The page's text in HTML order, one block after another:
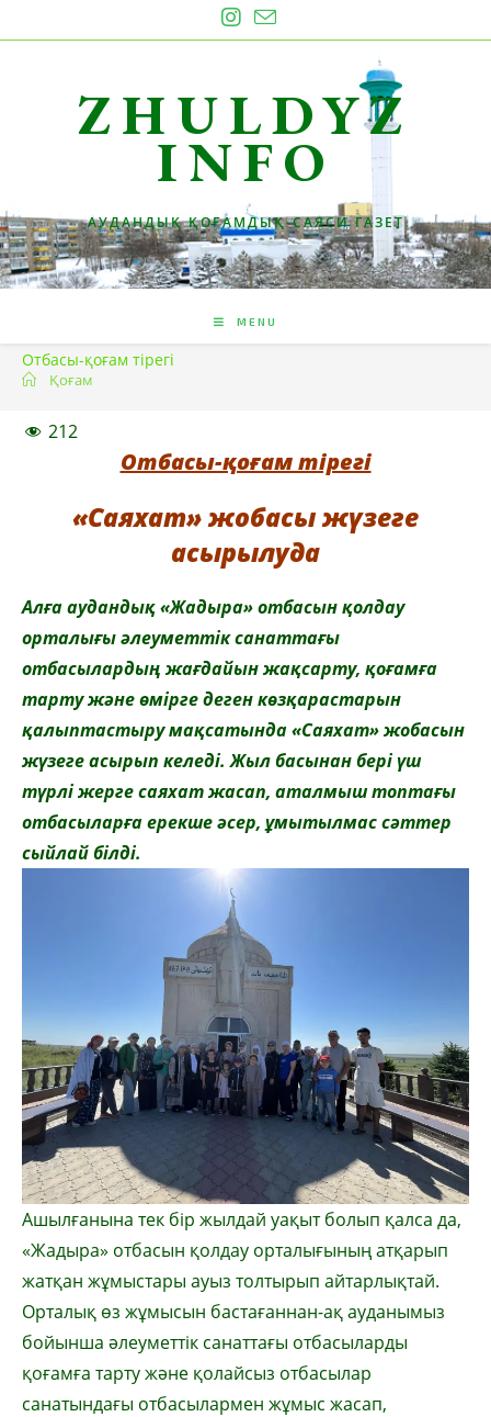
to
ZHULDYZ
INFO
АУДАНДЫҚ ҚОҒАМДЫҚ-САЯСИ ГАЗЕТ
MENU
Отбасы-қоғам тірегі
Қоғам
212
Отбасы-қоғам тірегі
«Саяхат» жобасы жүзеге
асырылуда
Алға аудандық «Жадыра» отбасын қолдау
орталығы әлеуметтік санаттағы
отбасылардың жағдайын жақсарту, қоғамға
тарту және өмірге деген көзқарастарын
қалыптастыру мақсатында «Саяхат» жобасын
жүзеге асырып келеді. Жыл басынан бері үш
түрлі жерге саяхат жасап, аталмыш топтағы
отбасыларға ерекше әсер, ұмытылмас сәттер
сыйлай білді.
Ашылғанына тек бір жылдай уақыт болып қалса да,
«Жадыра» отбасын қолдау орталығының атқарып
жатқан жұмыстары ауыз толтырып айтарлықтай.
Орталық өз жұмысын бастағаннан-ақ ауданымыз
бойынша әлеуметтік санаттағы отбасыларды
қоғамға тарту және қолайсыз отбасылар
санатындағы отбасылармен жұмыс жасап,